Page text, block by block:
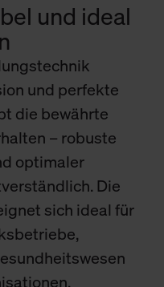
und ideal
und perfekte
die bewährte
– robuste
optimaler
Die
sich ideal für